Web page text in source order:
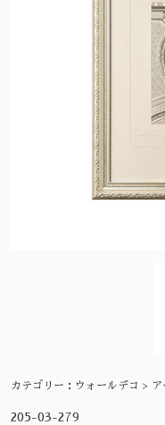
カテゴリー： ウォールデコ > ア
205-03-279